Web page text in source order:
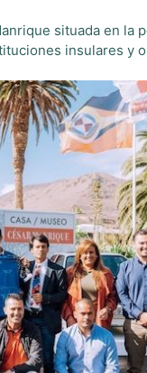
situada en
insulares y